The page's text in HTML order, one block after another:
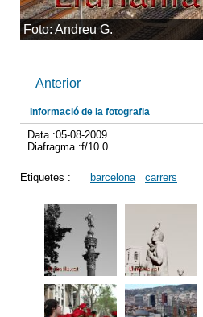
Foto: Andreu G.
Anterior
Informació de la fotografia
Data :05-08-2009
Diafragma :f/10.0
Etiquetes : barcelona carrers